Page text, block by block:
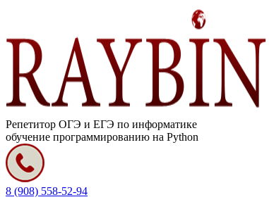
Репетитор ОГЭ и ЕГЭ по информатике
обучение программированию на Python
8 (908) 558-52-94